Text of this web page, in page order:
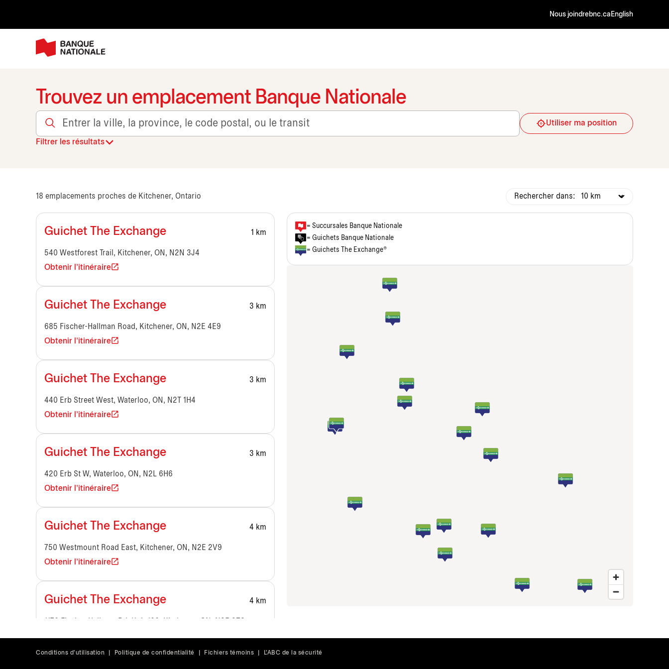
Nous joindrebnc.ca English
Trouvez un emplacement Banque Nationale
Entrer la ville, la province, le code postal, ou le transit Utiliser ma position
Filtrer les résultats
18 emplacements proches de Kitchener, Ontario Rechercher dans:
Guichet The Exchange 1 km
540 Westforest Trail, Kitchener, ON, N2N 3J4
Obtenir l'itinéraire
Guichet The Exchange 3 km
685 Fischer-Hallman Road, Kitchener, ON, N2E 4E9
Obtenir l'itinéraire
Guichet The Exchange 3 km
440 Erb Street West, Waterloo, ON, N2T 1H4
Obtenir l'itinéraire
Guichet The Exchange 3 km
420 Erb St W, Waterloo, ON, N2L 6H6
Obtenir l'itinéraire
Guichet The Exchange 4 km
750 Westmount Road East, Kitchener, ON, N2E 2V9
Obtenir l'itinéraire
Guichet The Exchange 4 km
= Succursales Banque Nationale
= Guichets Banque Nationale
= Guichets The Exchange®
Conditions d'utilisation Politique de confidentialité Fichiers témoins L'ABC de la sécurité